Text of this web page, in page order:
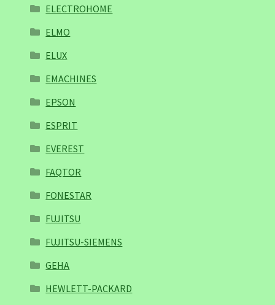
ELECTROHOME
ELMO
ELUX
EMACHINES
EPSON
ESPRIT
EVEREST
FAQTOR
FONESTAR
FUJITSU
FUJITSU-SIEMENS
GEHA
HEWLETT-PACKARD